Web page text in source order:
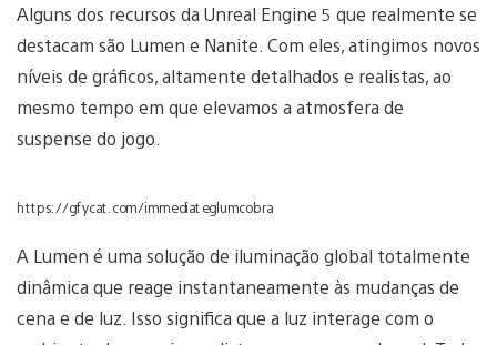
Alguns dos recursos da Unreal Engine 5 que realmente se
destacam são Lumen e Nanite. Com eles, atingimos novos
níveis de gráficos, altamente detalhados e realistas, ao
mesmo tempo em que elevamos a atmosfera de
suspense do jogo.
https://gfycat.com/immediateglumcobra
A Lumen é uma solução de iluminação global totalmente
dinâmica que reage instantaneamente às mudanças de
cena e de luz. Isso significa que a luz interage com o